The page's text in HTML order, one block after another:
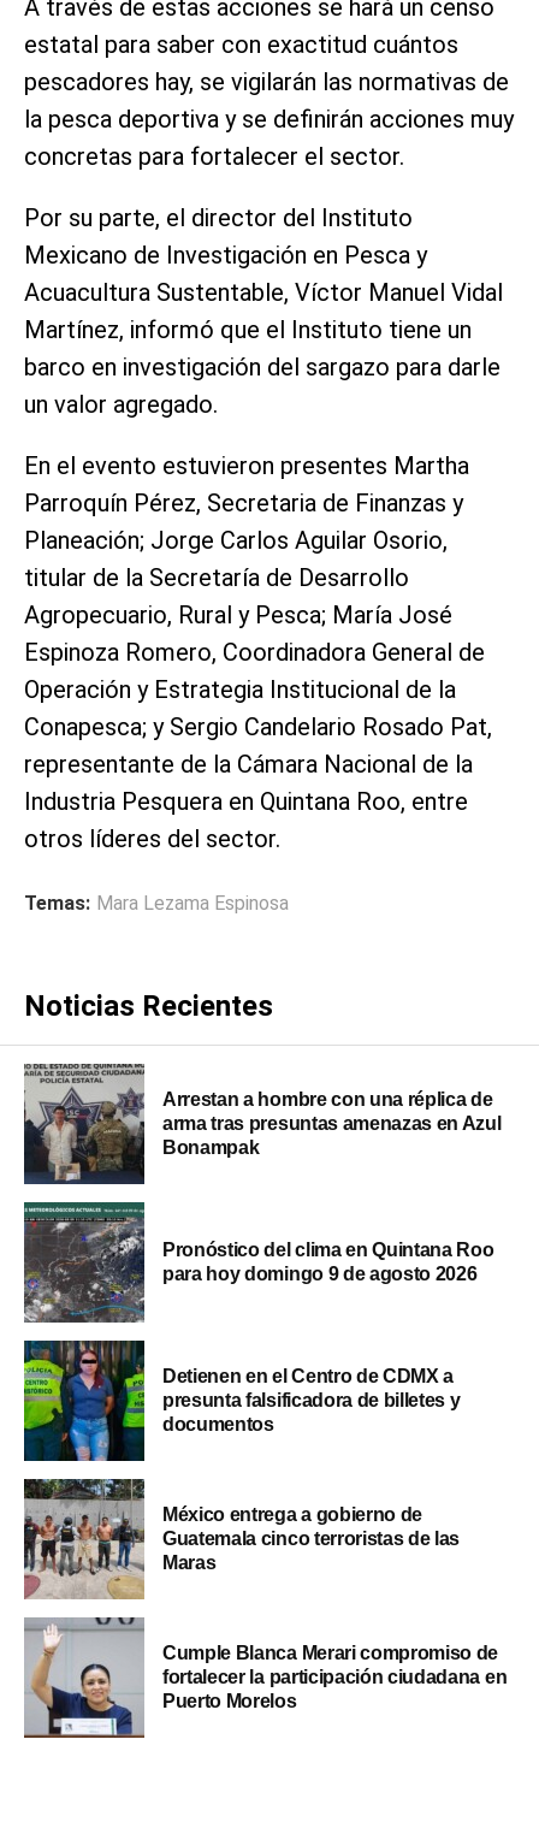
A través de estas acciones se hará un censo
estatal para saber con exactitud cuántos
pescadores hay, se vigilarán las normativas de
la pesca deportiva y se definirán acciones muy
concretas para fortalecer el sector.
Por su parte, el director del Instituto
Mexicano de Investigación en Pesca y
Acuacultura Sustentable, Víctor Manuel Vidal
Martínez, informó que el Instituto tiene un
barco en investigación del sargazo para darle
un valor agregado.
En el evento estuvieron presentes Martha
Parroquín Pérez, Secretaria de Finanzas y
Planeación; Jorge Carlos Aguilar Osorio,
titular de la Secretaría de Desarrollo
Agropecuario, Rural y Pesca; María José
Espinoza Romero, Coordinadora General de
Operación y Estrategia Institucional de la
Conapesca; y Sergio Candelario Rosado Pat,
representante de la Cámara Nacional de la
Industria Pesquera en Quintana Roo, entre
otros líderes del sector.
Temas: Mara Lezama Espinosa
Noticias Recientes
Arrestan a hombre con una réplica de
arma tras presuntas amenazas en Azul
Bonampak
Pronóstico del clima en Quintana Roo
para hoy domingo 9 de agosto 2026
Detienen en el Centro de CDMX a
presunta falsificadora de billetes y
documentos
México entrega a gobierno de
Guatemala cinco terroristas de las
Maras
Cumple Blanca Merari compromiso de
fortalecer la participación ciudadana en
Puerto Morelos